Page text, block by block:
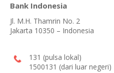
Bank Indonesia
Jl. M.H. Thamrin No. 2
Jakarta 10350 – Indonesia
131 (pulsa lokal)
1500131 (dari luar negeri)